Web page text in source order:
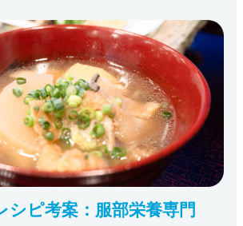
シピ考案：服部栄養専門